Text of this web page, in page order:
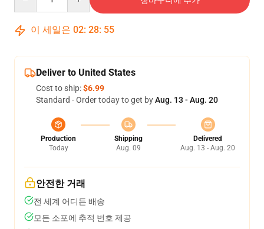
이 세일은 02: 28: 54
Deliver to United States
Cost to ship:$6.99
Standard - Order today to get byAug. 13 - Aug. 20
Production
Today
Shipping
Aug. 09
Delivered
Aug. 13 - Aug. 20
안전한 거래
전 세계 어디든 배송
모든 소포에 추적 번호 제공